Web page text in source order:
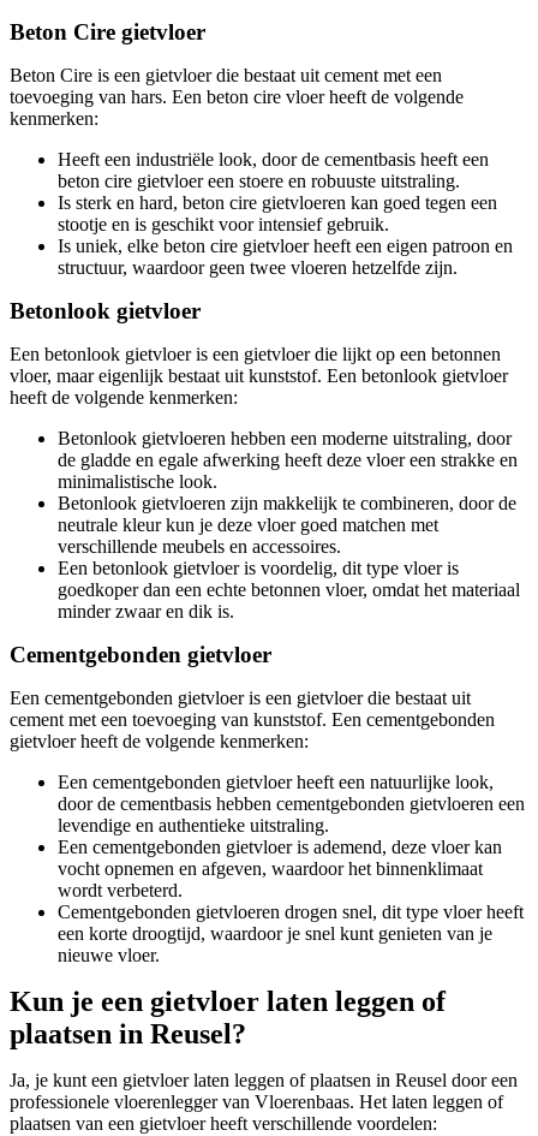
Beton Cire gietvloer
Beton Cire is een gietvloer die bestaat uit cement met een
toevoeging van hars. Een beton cire vloer heeft de volgende
kenmerken:
Heeft een industriële look, door de cementbasis heeft een
beton cire gietvloer een stoere en robuuste uitstraling.
Is sterk en hard, beton cire gietvloeren kan goed tegen een
stootje en is geschikt voor intensief gebruik.
Is uniek, elke beton cire gietvloer heeft een eigen patroon en
structuur, waardoor geen twee vloeren hetzelfde zijn.
Betonlook gietvloer
Een betonlook gietvloer is een gietvloer die lijkt op een betonnen
vloer, maar eigenlijk bestaat uit kunststof. Een betonlook gietvloer
heeft de volgende kenmerken:
Betonlook gietvloeren hebben een moderne uitstraling, door
de gladde en egale afwerking heeft deze vloer een strakke en
minimalistische look.
Betonlook gietvloeren zijn makkelijk te combineren, door de
neutrale kleur kun je deze vloer goed matchen met
verschillende meubels en accessoires.
Een betonlook gietvloer is voordelig, dit type vloer is
goedkoper dan een echte betonnen vloer, omdat het materiaal
minder zwaar en dik is.
Cementgebonden gietvloer
Een cementgebonden gietvloer is een gietvloer die bestaat uit
cement met een toevoeging van kunststof. Een cementgebonden
gietvloer heeft de volgende kenmerken:
Een cementgebonden gietvloer heeft een natuurlijke look,
door de cementbasis hebben cementgebonden gietvloeren een
levendige en authentieke uitstraling.
Een cementgebonden gietvloer is ademend, deze vloer kan
vocht opnemen en afgeven, waardoor het binnenklimaat
wordt verbeterd.
Cementgebonden gietvloeren drogen snel, dit type vloer heeft
een korte droogtijd, waardoor je snel kunt genieten van je
nieuwe vloer.
Kun je een gietvloer laten leggen of
plaatsen in Reusel?
Ja, je kunt een gietvloer laten leggen of plaatsen in Reusel door een
professionele vloerenlegger van Vloerenbaas. Het laten leggen of
plaatsen van een gietvloer heeft verschillende voordelen: